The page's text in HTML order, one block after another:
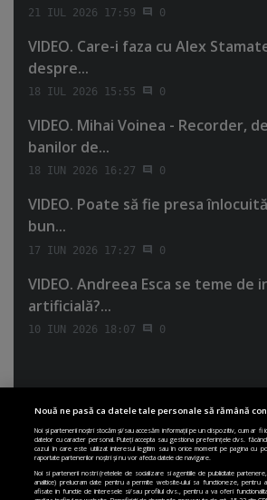
21 IUL 2026 17:59 0
VIDEO. Care-i faza cu Alex
despre...
18 IUL 2026 15:55 0
VIDEO. Mihai Voinea - Recorder,
banilor de...
18 IUN 2026 16:27 0
VIDEO. Poate să fie presa
bun...
17 IUN 2026 17:27 0
VIDEO. Andreea Esca se teme de
artificială?...
10 IUN 2026 18:07 0
PRIMA PAGINĂ
POLITICA DE
POLITICA DE CONFIDENȚIALITATE
DESPRE MINE
JOBURI
Nouă ne pasă ca datele tale personale să rămână
Noi și partenerii noștri stocăm și/sau accesăm informații pe un dispozitiv, cum ar fi
datelor cu caracter personal. Puteți accepta sau gestiona preferințele dvs.
cazul în care este utilizat interesul legitim sau în orice moment pe pagina cu
raportate partenerilor noștri și nu vor afecta datele de navigare.
Noi si partenerii nostri (retelele de socializare si agentiile de publicitate
analitice) prelucram date pentru a permite website-ului sa functioneze, pentru
afisate in functie de interesele si/sau profilul dvs., pentru a va oferi